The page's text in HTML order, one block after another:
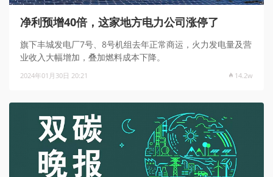
净利预增40倍，这家地方电力公司涨停了
旗下丰城发电厂7号、8号机组去年正常商运，火力发电量及营
业收入大幅增加，叠加燃料成本下降。
2024年01月30日 20:21 14.2w